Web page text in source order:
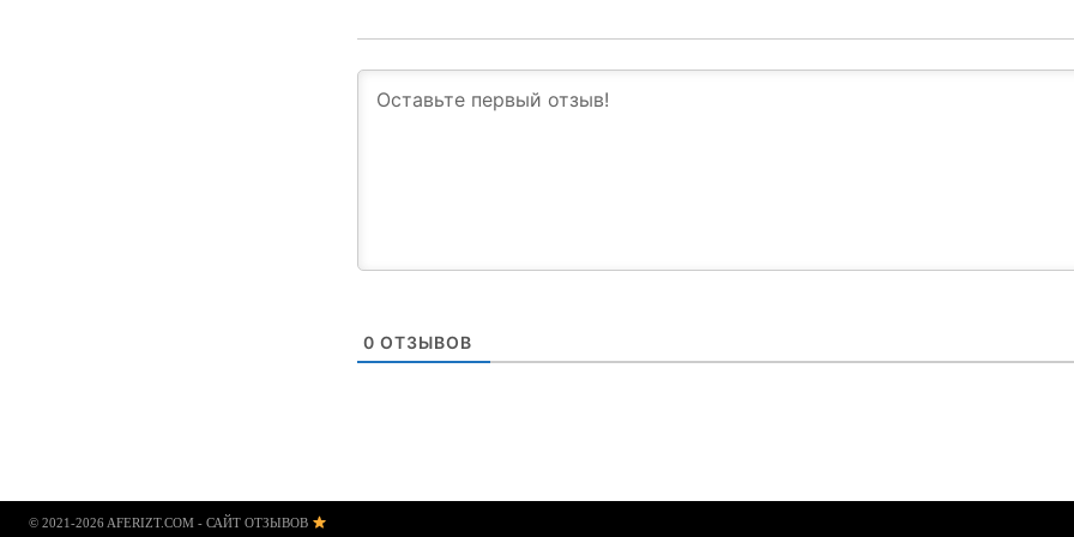
0 ОТЗЫВОВ
© 2021-2026 AFERIZT.COM - САЙТ ОТЗЫВОВ